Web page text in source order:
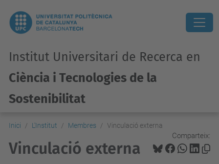
Institut Universitari de Recerca en
Ciència i Tecnologies de la
Sostenibilitat
Inici L'Institut Membres Vinculació externa
Comparteix:
Vinculació externa